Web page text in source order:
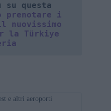
su questa
prenotare i
la Türkiye
e altri aeroporti